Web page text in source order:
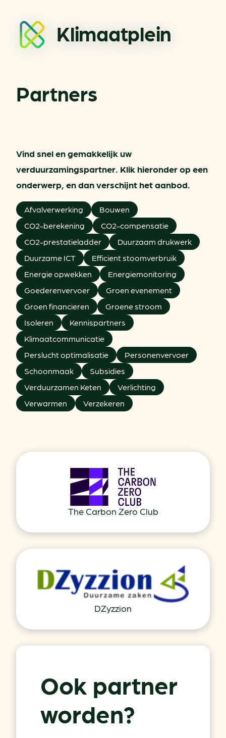
Klimaatplein
Partners
Vind snel en gemakkelijk uw
verduurzamingspartner. Klik hieronder op een
onderwerp, en dan verschijnt het aanbod.
Afvalverwerking
Bouwen
CO2-berekening
CO2-compensatie
CO2-prestatieladder
Duurzaam drukwerk
Duurzame ICT
Efficient stoomverbruik
Energie opwekken
Energiemonitoring
Goederenvervoer
Groen evenement
Groen financieren
Groene stroom
Isoleren
Kennispartners
Klimaatcommunicatie
Perslucht optimalisatie
Personenvervoer
Schoonmaak
Subsidies
Verduurzamen Keten
Verlichting
Verwarmen
Verzekeren
Ook partner
worden?
The Carbon Zero Club
DZyzzion